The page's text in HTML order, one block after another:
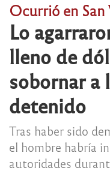
Ocurrió en San
Lo
lleno de
sobornar a
detenido
Tras haber sido
el hombre habría
autoridades